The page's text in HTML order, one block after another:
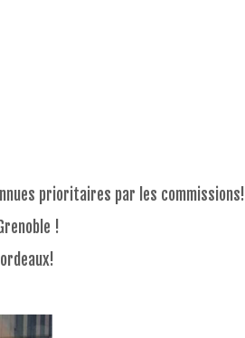
prioritaires par les commissions!
!